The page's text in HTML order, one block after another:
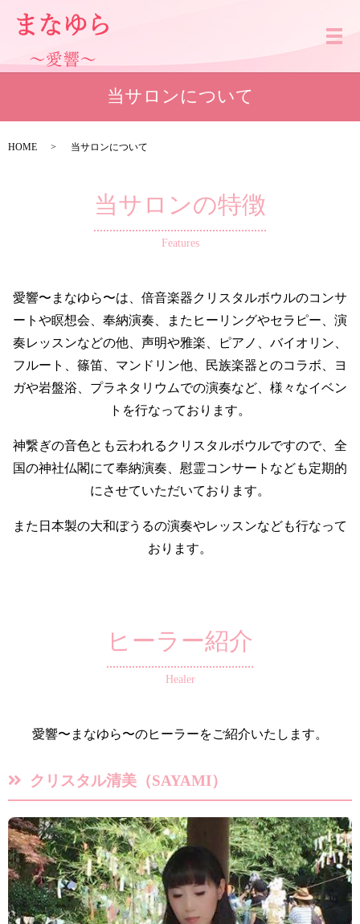
メ
当サロンについて
HOME 当サロンについて
当サロンの特徴
Features
愛響〜まなゆら〜は、倍音楽器クリスタルボウルのコンサ
ートや瞑想会、奉納演奏、またヒーリングやセラピー、演
奏レッスンなどの他、声明や雅楽、ピアノ、バイオリン、
フルート、篠笛、マンドリン他、民族楽器とのコラボ、ヨ
ガや岩盤浴、プラネタリウムでの演奏など、様々なイベン
トを行なっております。
神繋ぎの音色とも云われるクリスタルボウルですので、全
国の神社仏閣にて奉納演奏、慰霊コンサートなども定期的
にさせていただいております。
また日本製の大和ぼうるの演奏やレッスンなども行なって
おります。
ヒーラー紹介
Healer
愛響〜まなゆら〜のヒーラーをご紹介いたします。
クリスタル清美（SAYAMI）